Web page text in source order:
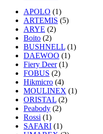
APOLO (1)
ARTEMIS (5)
ARYE (2)
Boito (2)
BUSHNELL (1)
DAEWOO (1)
Fiery Deer (1)
FOBUS (2)
Hikmicro (4)
MOULINEX (1)
ORISTAL (2)
Peabody (2)
Rossi (1)
SAFARI (1)